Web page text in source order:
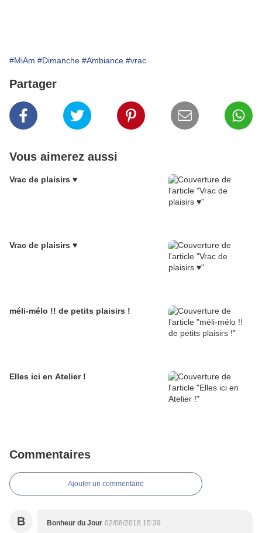
#MiAm #Dimanche #Ambiance #vrac
Partager
Vous aimerez aussi
Vrac de plaisirs ♥
Vrac de plaisirs ♥
méli-mélo !! de petits plaisirs !
Elles ici en Atelier !
Commentaires
Ajouter un commentaire
B Bonheur du Jour 02/08/2018 15:39